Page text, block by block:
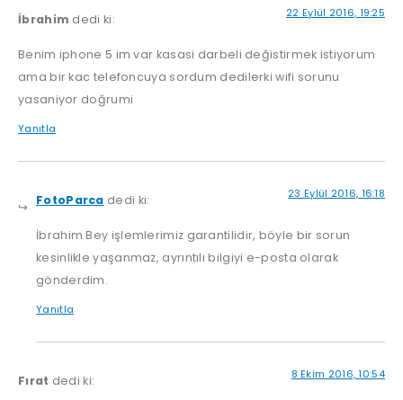
İbrahim dedi ki: 22 Eylül 2016, 19:25
Benim iphone 5 im var kasasi darbeli değistirmek istiyorum
ama bir kac telefoncuya sordum dedilerki wifi sorunu
yasaniyor doğrumi
Yanıtla
FotoParca dedi ki: 23 Eylül 2016, 16:18
İbrahim Bey işlemlerimiz garantilidir, böyle bir sorun
kesinlikle yaşanmaz, ayrıntılı bilgiyi e-posta olarak
gönderdim.
Yanıtla
Fırat dedi ki: 8 Ekim 2016, 10:54